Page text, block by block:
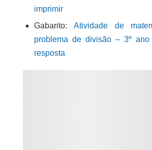
imprimir
Gabarito: Atividade de
problema de divisão – 3º
resposta